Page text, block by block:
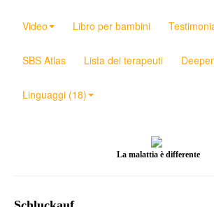
Video Libro per bambini
SBS Atlas Lista dei terapeuti
Linguaggi (18)
La malattia è differente